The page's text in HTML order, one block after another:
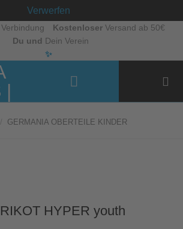
Verwerfen
KostenloserVersand ab 50€
Du und Dein Verein
✨
GERMANIA OBERTEILE KINDER
HYPER youth